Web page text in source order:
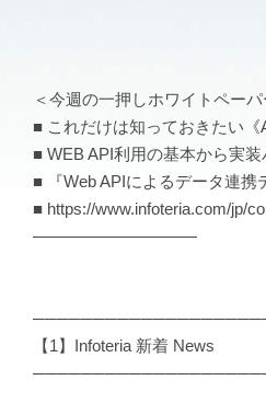
＜今週の一押しホワイトペー
■ これだけは知っておきたい《
■ WEB API利用の基本から実
■ 『Web APIによるデータ連携
■ https://www.infoteria.com/jp/
——————————
【1】Infoteria 新着 News